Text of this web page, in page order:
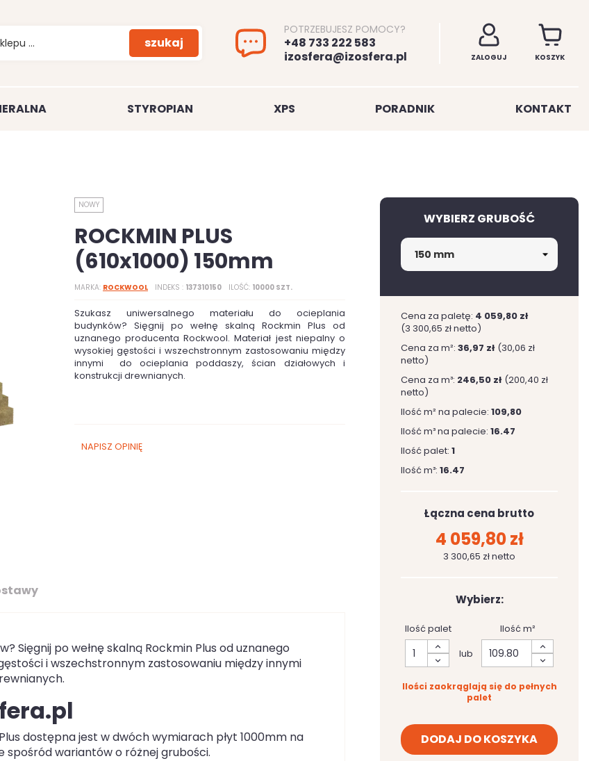
szukaj
POTRZEBUJESZ POMOCY?
+48 733 222 583
izosfera@izosfera.pl
ZALOGUJ KOSZYK
STYROPIAN XPS PORADNIK KONTAKT
NOWY
ROCKMIN PLUS
(610x1000) 150mm
MARKA ROCKWOOL INDEKS 137310150 ILOŚĆ 10000 SZT.
Szukasz uniwersalnego materiału do ocieplania
budynków? Sięgnij po wełnę skalną Rockmin Plus od
uznanego producenta Rockwool. Materiał jest niepalny o
wysokiej gęstości i wszechstronnym zastosowaniu między
innymi do ocieplania poddaszy, ścian działowych i
konstrukcji drewnianych.
NAPISZ OPINIĘ
Sięgnij po wełnę skalną Rockmin Plus od uznanego
i wszechstronnym zastosowaniu między innymi
dostępna jest w dwóch wymiarach płyt 1000mm na
spośród wariantów o różnej grubości.
WYBIERZ GRUBOŚĆ
Cena za paletę: 4 059,80 zł
(3 300,65 zł netto)
Cena za m²: 36,97 zł (30,06 zł
netto)
Cena za m³: 246,50 zł (200,40 zł
netto)
Ilość m² na palecie: 109,80
Ilość m³ na palecie: 16.47
Ilość palet: 1
Ilość m³: 16.47
Łączna cena brutto
4 059,80 zł
3 300,65 zł netto
Wybierz:
Ilość palet
lub
Ilość m²
Ilości zaokrąglają się do pełnych
palet
DODAJ DO KOSZYKA